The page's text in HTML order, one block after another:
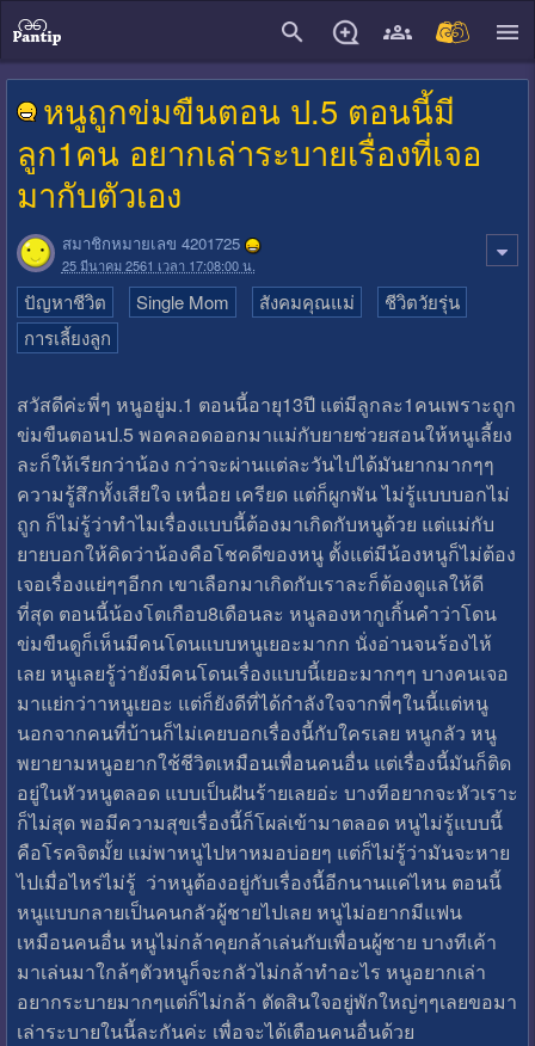
หนูถูกข่มขืนตอน ป.5 ตอนนี้มี
ลูก1คน อยากเล่าระบายเรื่องที่เจอ
มากับตัวเอง
สมาชิกหมายเลข 4201725
25 มีนาคม 2561 เวลา 17:08:00 น.
ปัญหาชีวิต Single Mom สังคมคุณแม่
ชีวิตวัยรุ่น
การเลี้ยงลูก
สวัสดีค่ะพี่ๆ หนูอยู่ม.1 ตอนนี้อายุ13ปี แต่มีลูกละ1คนเพราะถูก
ข่มขืนตอนป.5 พอคลอดออกมาแม่กับยายช่วยสอนให้หนูเลี้ยง
ละก็ให้เรียกว่าน้อง กว่าจะผ่านแต่ละวันไปได้มันยากมากๆๆ
ความรู้สึกทั้งเสียใจ เหนื่อย เครียด แต่ก็ผูกพัน ไม่รู้แบบบอกไม่
ถูก ก็ไม่รู้ว่าทำไมเรื่องแบบนี้ต้องมาเกิดกับหนูด้วย แต่แม่กับ
ยายบอกให้คิดว่าน้องคือโชคดีของหนู ตั้งแต่มีน้องหนูก็ไม่ต้อง
เจอเรื่องแย่ๆๆอีกก เขาเลือกมาเกิดกับเราละก็ต้องดูแลให้ดี
ที่สุด ตอนนี้น้องโตเกือบ8เดือนละ หนูลองหากูเกิ้นคำว่าโดน
ข่มขืนดูก็เห็นมีคนโดนแบบหนูเยอะมากก นั่งอ่านจนร้องไห้
เลย หนูเลยรู้ว่ายังมีคนโดนเรื่องแบบนี้เยอะมากๆๆ บางคนเจอ
มาแย่กว่าาหนูเยอะ แต่ก็ยังดีที่ได้กำลังใจจากพี่ๆในนี้แต่หนู
นอกจากคนที่บ้านก็ไม่เคยบอกเรื่องนี้กับใครเลย หนูกลัว หนู
พยายามหนูอยากใช้ชีวิตเหมือนเพื่อนคนอื่น แต่เรื่องนี้มันก็ติด
อยู่ในหัวหนูตลอด แบบเป็นฝันร้ายเลยอ่ะ บางทีอยากจะหัวเราะ
ก็ไม่สุด พอมีความสุขเรื่องนี้ก็โผล่เข้ามาตลอด หนูไม่รู้แบบนี้
คือโรคจิตมั้ย แม่พาหนูไปหาหมอบ่อยๆ แต่ก็ไม่รู้ว่ามันจะหาย
ไปเมื่อไหร่ไม่รู้ ว่าหนูต้องอยู่กับเรื่องนี้อีกนานแค่ไหน ตอนนี้
หนูแบบกลายเป็นคนกลัวผู้ชายไปเลย หนูไม่อยากมีแฟน
เหมือนคนอื่น หนูไม่กล้าคุยกล้าเล่นกับเพื่อนผู้ชาย บางทีเค้า
มาเล่นมาใกล้ๆตัวหนูก็จะกลัวไม่กล้าทำอะไร หนูอยากเล่า
อยากระบายมากๆแต่ก็ไม่กล้า ตัดสินใจอยู่พักใหญ่ๆๆเลยขอมา
เล่าระบายในนี้ละกันค่ะ เพื่อจะได้เตือนคนอื่นด้วย
close